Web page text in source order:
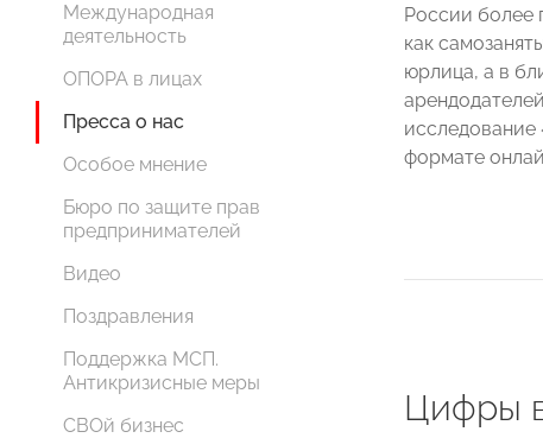
Международная
деятельность
ОПОРА в лицах
Пресса о нас
Особое мнение
Бюро по защите прав
предпринимателей
Видео
Поздравления
Поддержка МСП.
Антикризисные меры
СВОй бизнес
России более
как
юрлица, а в
формате
Цифры